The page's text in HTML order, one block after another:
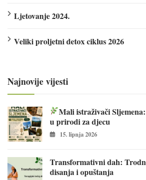
Ljetovanje 2024.
Veliki proljetni detox ciklus 2026
Najnovije vijesti
Mali istraživači
u prirodi za djecu
15. lipnja 2026
Transformativni dah:
disanja i opuštanja